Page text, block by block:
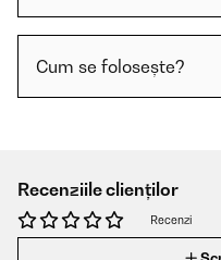
Cum se folosește?
Recenziile clienților
Recenzi